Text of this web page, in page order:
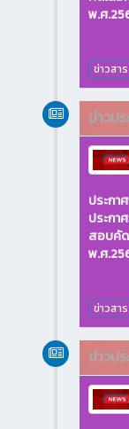
พ.ศ
ข่าวสา
ข่าวป
ประกา
ประกา
สอบคัด
พ.ศ
ข่าวสา
ข่าวป